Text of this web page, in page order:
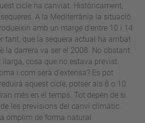
cicle ha canviat. Històricament,
A la Mediterrània la situació
amb un marge d’entre 10 i 14
tant, que la sequera actual ha arribat
la darrera va ser el 2008. No obstant
cosa que no estava previst.
i com serà d’extensa? Es pot
aquest cicle, potser als 8 o 10
més en el temps. Tot depèn de si
les previsions del canvi climàtic.
omplim de forma natural